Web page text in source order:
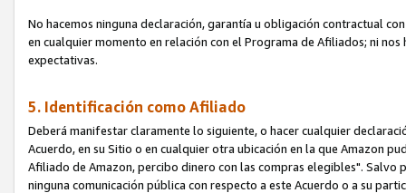
No hacemos ninguna declaración, garantía u obligación contractual
en cualquier momento en relación con el Programa de Afiliados; ni
expectativas.
5. Identificación como Afiliado
Deberá manifestar claramente lo siguiente, o hacer cualquier
Acuerdo, en su Sitio o en cualquier otra ubicación en la que Amazon
Afiliado de Amazon, percibo dinero con las compras elegibles". Salvo
ninguna comunicación pública con respecto a este Acuerdo o a su